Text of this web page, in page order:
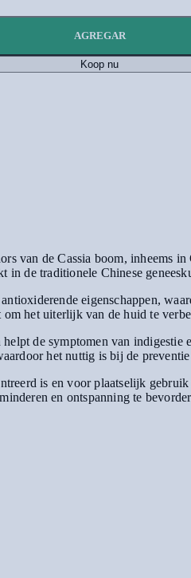
AGREGAR
Koop nu
van de Cassia boom, inheems
de traditionele Chinese
eigenschappen,
het uiterlijk van de huid te
de symptomen van indigestie
het nuttig is bij de
is en voor plaatselijk
en ontspanning te